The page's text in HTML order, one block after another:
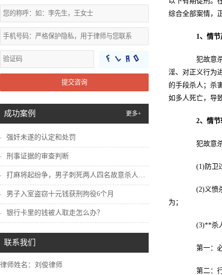
提交咨询
成功案例 更多+
强奸未遂的认定和处罚
刑事证据的审查判断
打麻将起纷争，男子刺死两人四名故意杀人犯...
男子入室盗窃十元钱获刑拘役6个月
银行卡里的钱被人取走怎么办？
联系我们
律师姓名：刘俊律师
综合全部案情，
1、情
犯故意杀
淫、对正义行为
的手段杀人；杀
如多人死亡，导
2、情
犯故意杀
(1)防卫过
(2)义愤杀
为；
(3)**杀人
第一：必
第二：行